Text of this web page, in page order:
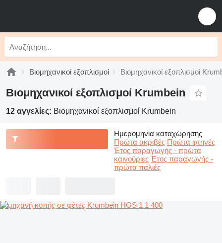
Βιομηχανικοί εξοπλισμοί Βιομηχανικοί εξοπλισμοί
Βιομηχανικοί εξοπλισμοί Krumbein
12 αγγελίες: Βιομηχανικοί εξοπλισμοί Krumbein
Ημερομηνία καταχώρησης
Πρώτα ακριβές Πρώτα φτηνές
Έτος παραγωγής - πρώτα
καινούριες Έτος παραγωγής -
πρώτα παλιές